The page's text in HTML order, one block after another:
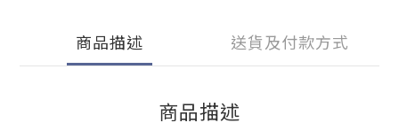
商品描述 送貨及付款方式
商品描述